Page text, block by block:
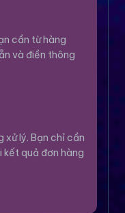
cần từ hàng
và điền thông
xử lý. Bạn chỉ cần
kết quả đơn hàng